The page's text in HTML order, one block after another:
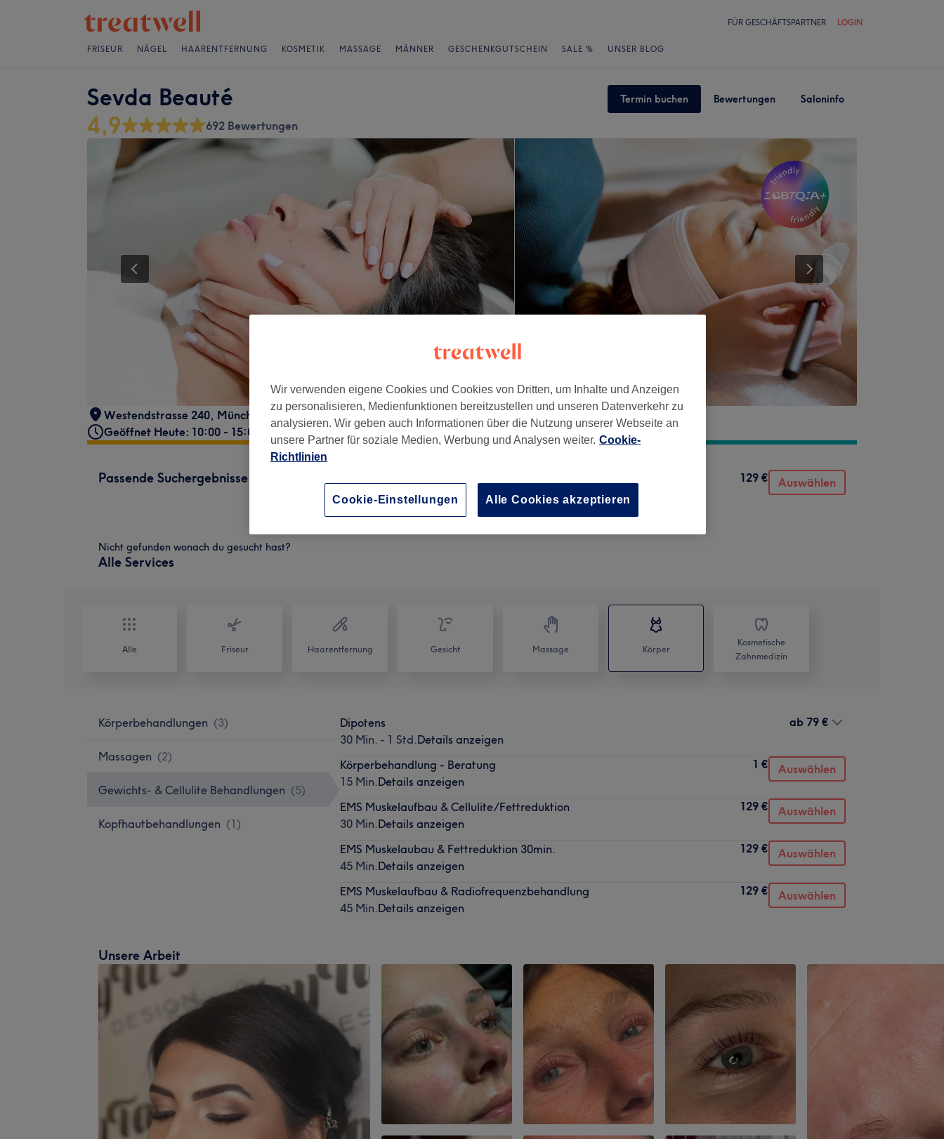
FÜR GESCHÄFTSPARTNER LOGIN
FRISEUR NÄGEL HAARENTFERNUNG KOSMETIK MASSAGE MÄNNER GESCHENKGUTSCHEIN SALE % UNSER BLOG
Sevda Beauté Termin buchen Bewertungen Saloninfo
4,9 692 Bewertungen
Westendstrasse 240, München
80686
Geöffnet Heute: 10:00 - 15:00
Passende Suchergebnisse
45 Min.Details anzeigen
129 € Auswählen
Nicht gefunden wonach du gesucht hast?
Alle Services
Alle Friseur Haarentfernung Gesicht Massage Körper
Kosmetische
Zahnmedizin
Körperbehandlungen (3)
Massagen (2)
Gewichts- & Cellulite Behandlungen (5)
Kopfhautbehandlungen (1)
Dipotens
30 Min. - 1 Std.Details anzeigen
ab 79 €
Körperbehandlung - Beratung
15 Min.Details anzeigen
1 € Auswählen
EMS Muskelaufbau & Cellulite/Fettreduktion
30 Min.Details anzeigen
129 € Auswählen
EMS Muskelaubau & Fettreduktion 30min.
45 Min.Details anzeigen
129 € Auswählen
EMS Muskelaufbau & Radiofrequenzbehandlung
45 Min.Details anzeigen
129 € Auswählen
Unsere Arbeit
Wir verwenden eigene Cookies und Cookies von Dritten, um Inhalte und Anzeigen
zu personalisieren, Medienfunktionen bereitzustellen und unseren Datenverkehr zu
analysieren. Wir geben auch Informationen über die Nutzung unserer Webseite an
unsere Partner für soziale Medien, Werbung und Analysen weiter. Cookie-
Richtlinien
Cookie-Einstellungen Alle Cookies akzeptieren